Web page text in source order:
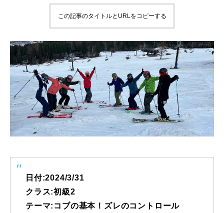
鷲ヶ岳＆高鷲スノーパーク
宮城山形
岩手高原
白馬五竜FA
レッスンテーマから選ぶ Lesson Theme
初級2
中級1
この記事のタイトルとURLをコピーする
日付:2024/3/31
クラス:初級2
テーマ:コブの基本！ズレのコントロール